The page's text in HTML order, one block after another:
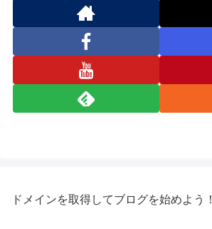
ドメインを取得してブログを始めよう！